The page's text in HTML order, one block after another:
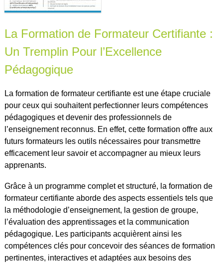
La Formation de Formateur Certifiante :
Un Tremplin Pour l’Excellence
Pédagogique
La formation de formateur certifiante est une étape cruciale
pour ceux qui souhaitent perfectionner leurs compétences
pédagogiques et devenir des professionnels de
l’enseignement reconnus. En effet, cette formation offre aux
futurs formateurs les outils nécessaires pour transmettre
efficacement leur savoir et accompagner au mieux leurs
apprenants.
Grâce à un programme complet et structuré, la formation de
formateur certifiante aborde des aspects essentiels tels que
la méthodologie d’enseignement, la gestion de groupe,
l’évaluation des apprentissages et la communication
pédagogique. Les participants acquièrent ainsi les
compétences clés pour concevoir des séances de formation
pertinentes, interactives et adaptées aux besoins des